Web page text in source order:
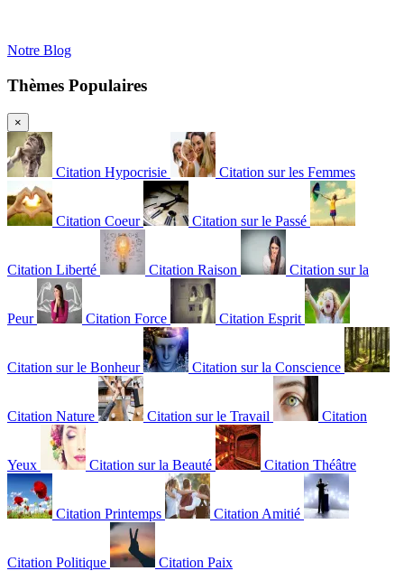
Notre Blog
Thèmes Populaires
×
Citation Hypocrisie Citation sur les Femmes
Citation Coeur Citation sur le Passé
Citation Liberté Citation Raison Citation sur la
Peur Citation Force Citation Esprit
Citation sur le Bonheur Citation sur la Conscience
Citation Nature Citation sur le Travail Citation
Yeux Citation sur la Beauté Citation Théâtre
Citation Printemps Citation Amitié
Citation Politique Citation Paix